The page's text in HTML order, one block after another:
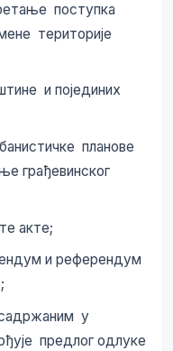
поступка
територије
и појединих
планове
грађевинског
акте;
и референдум
у
предлог одлуке